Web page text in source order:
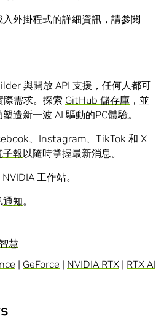
外掛程式的詳細資訊，請參閱
與開放 API 支援，任何人都可
際需求。探索 GitHub 儲存庫 ，並
造新一波 AI 驅動的PC體驗。
、 Instagram、 TikTok 和 X
子報以隨時掌握最新消息。
工作站。
通知。
慧
| GeForce | NVIDIA RTX | RTX AI